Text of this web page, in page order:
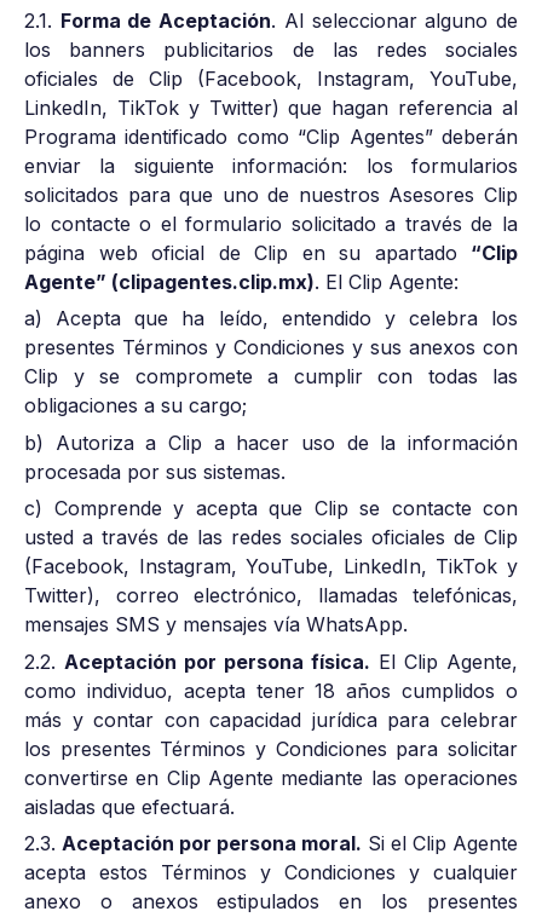
2.1. Forma de Aceptación. Al seleccionar alguno de
los banners publicitarios de las redes sociales
oficiales de Clip (Facebook, Instagram, YouTube,
LinkedIn, TikTok y Twitter) que hagan referencia al
Programa identificado como “Clip Agentes” deberán
enviar la siguiente información: los formularios
solicitados para que uno de nuestros Asesores Clip
lo contacte o el formulario solicitado a través de la
página web oficial de Clip en su apartado “Clip
Agente” (clipagentes.clip.mx). El Clip Agente:
a) Acepta que ha leído, entendido y celebra los
presentes Términos y Condiciones y sus anexos con
Clip y se compromete a cumplir con todas las
obligaciones a su cargo;
b) Autoriza a Clip a hacer uso de la información
procesada por sus sistemas.
c) Comprende y acepta que Clip se contacte con
usted a través de las redes sociales oficiales de Clip
(Facebook, Instagram, YouTube, LinkedIn, TikTok y
Twitter), correo electrónico, llamadas telefónicas,
mensajes SMS y mensajes vía WhatsApp.
2.2. Aceptación por persona física. El Clip Agente,
como individuo, acepta tener 18 años cumplidos o
más y contar con capacidad jurídica para celebrar
los presentes Términos y Condiciones para solicitar
convertirse en Clip Agente mediante las operaciones
aisladas que efectuará.
2.3. Aceptación por persona moral. Si el Clip Agente
acepta estos Términos y Condiciones y cualquier
anexo o anexos estipulados en los presentes